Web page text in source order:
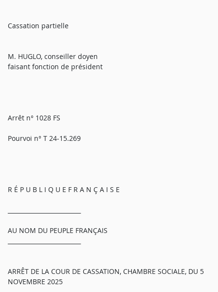
Cassation partielle
M. HUGLO, conseiller doyen
faisant fonction de président
Arrêt n° 1028 FS
Pourvoi n° T 24-15.269
R É P U B L I Q U E F R A N Ç A I S E
AU NOM DU PEUPLE FRANÇAIS
ARRÊT DE LA COUR DE CASSATION, CHAMBRE SOCIALE, DU 5
NOVEMBRE 2025